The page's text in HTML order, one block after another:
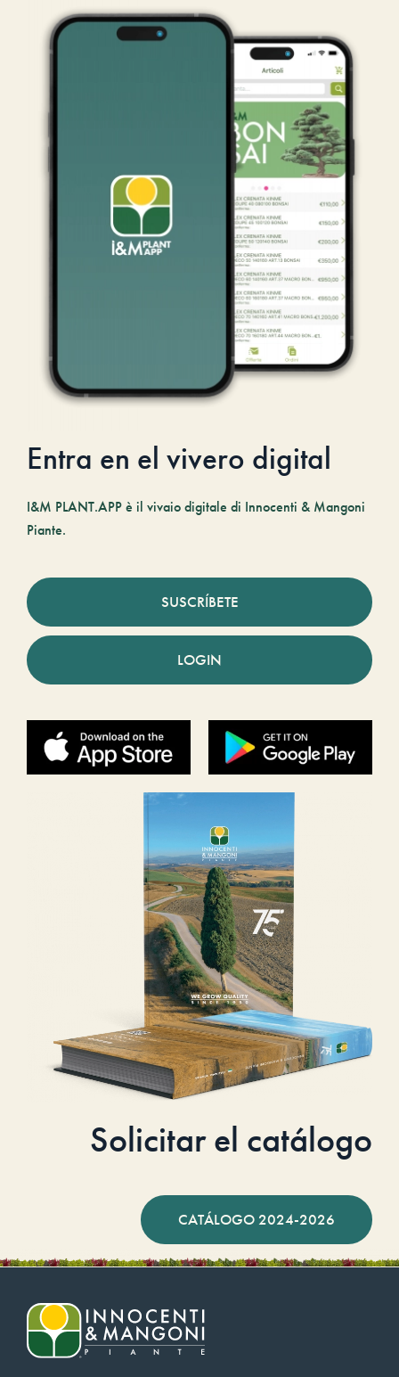
Entra en el vivero digital
I&M PLANT.APP è il vivaio digitale di Innocenti & Mangoni
Piante.
SUSCRÍBETE
LOGIN
Solicitar el catálogo
CATÁLOGO 2024-2026